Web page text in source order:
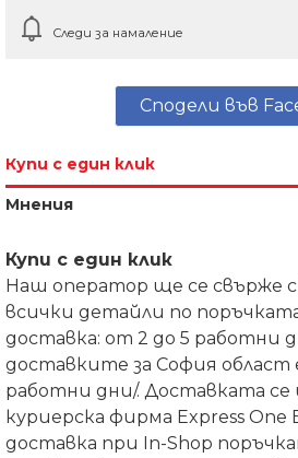
Следи за намаление
Сподели във
Купи с един клик
Мнения
Купи с един клик
Наш оператор ще се свърже с
всички детайли по
доставка: от 2 до 5 работни
доставките за София област
работни дни/. Доставката се
куриерска фирма Express One
доставка при In-Shop